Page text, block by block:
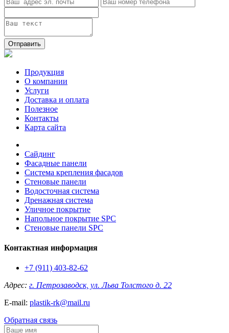
Отправить
Продукция
О компании
Услуги
Доставка и оплата
Полезное
Контакты
Карта сайта
Сайдинг
Фасадные панели
Система крепления фасадов
Стеновые панели
Водосточная система
Дренажная система
Уличное покрытие
Напольное покрытие SPC
Стеновые панели SPC
Контактная информация
+7 (911) 403-82-62
Адрес: г. Петрозаводск, ул. Льва Толстого д. 22
E-mail: plastik-rk@mail.ru
Обратная связь